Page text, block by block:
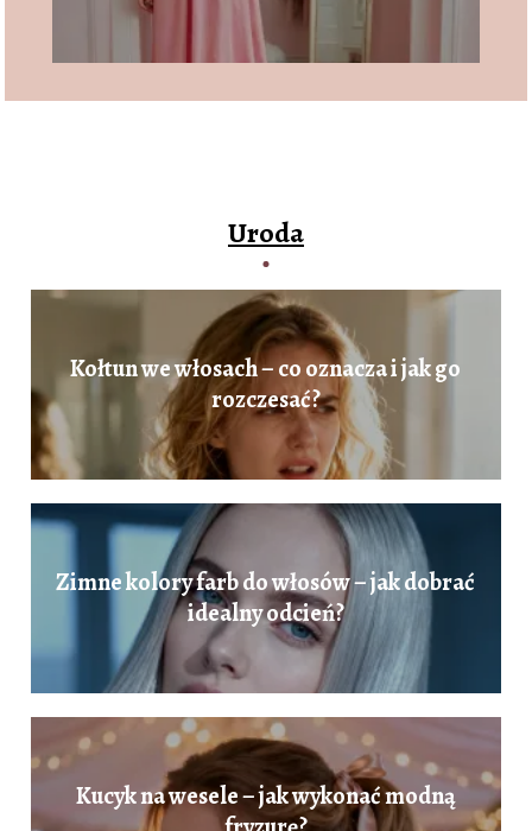
Uroda
Kołtun we włosach – co oznacza i jak go
rozczesać?
Zimne kolory farb do włosów – jak dobrać
idealny odcień?
Kucyk na wesele – jak wykonać modną